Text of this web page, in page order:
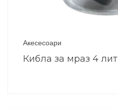
Акесесоари
Кибла за мраз 4 лит